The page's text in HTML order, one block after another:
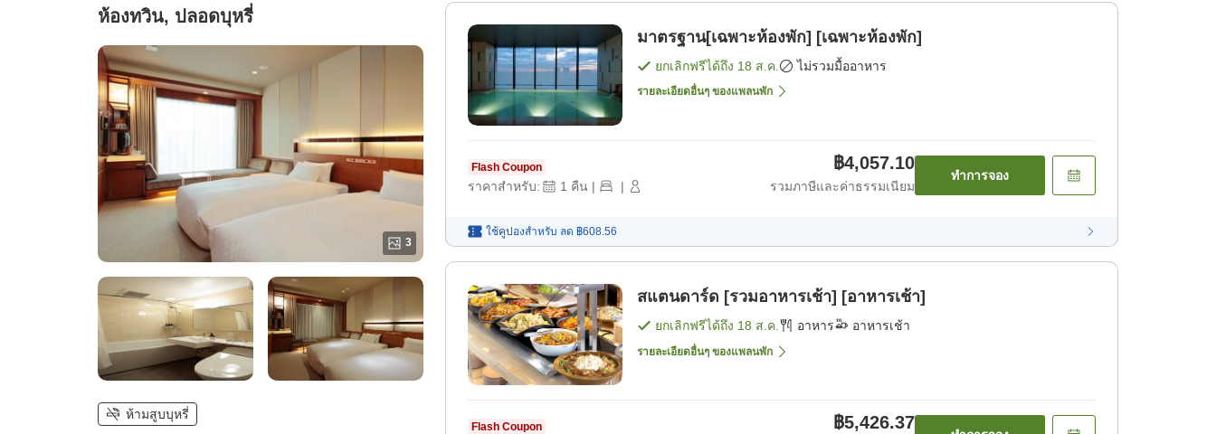
ห้องทวิน, ปลอดบุหรี่
3
ห้ามสูบบุหรี่
มาตรฐาน[เฉพาะห้องพัก] [เฉพาะห้องพัก]
ยกเลิกฟรีได้ถึง 18 ส.ค. ไม่รวมมื้ออาหาร
รายละเอียดอื่นๆ ของแพลนพัก
Flash Coupon
ราคาสำหรับ: 1 คืน | |
฿4,057.10
รวมภาษีและค่าธรรมเนียม
ทำการจอง
ใช้คูปองสำหรับ ลด ฿608.56
สแตนดาร์ด [รวมอาหารเช้า] [อาหารเช้า]
ยกเลิกฟรีได้ถึง 18 ส.ค. อาหาร อาหารเช้า
รายละเอียดอื่นๆ ของแพลนพัก
Flash Coupon ฿5,426.37